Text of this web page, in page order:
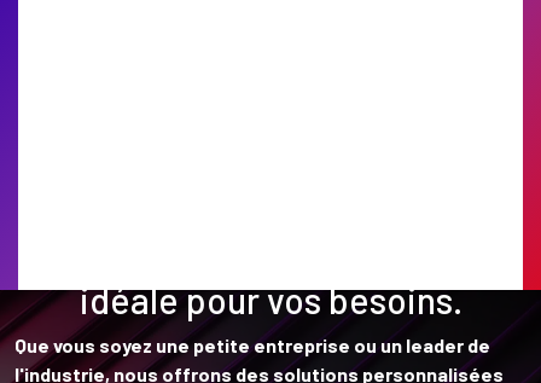
idéale pour vos besoins.
Que vous soyez une petite entreprise ou un leader de
l'industrie, nous offrons des solutions personnalisées